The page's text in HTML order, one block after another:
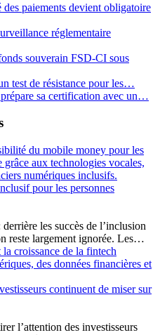
paiements devient obligatoire
réglementaire
souverain FSD-CI sous
test de résistance pour les…
sa certification avec un…
pour les personnes
les succès de l’inclusion
reste largement ignorée. Les…
continuent de miser sur
l’attention des investisseurs